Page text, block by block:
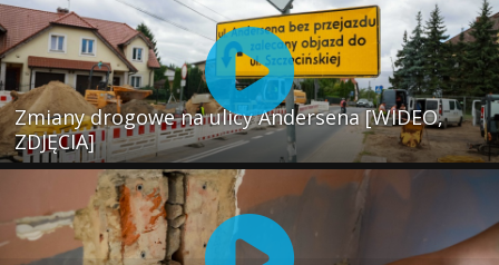
Zmiany drogowe na ulicy Andersena [WIDEO,
ZDJĘCIA]